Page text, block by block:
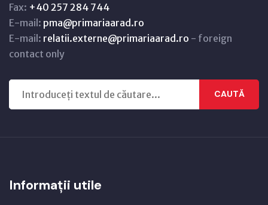
Fax: +40 257 284 744
E-mail: pma@primariaarad.ro
E-mail: relatii.externe@primariaarad.ro - foreign
contact only
CAUTĂ
Informații utile